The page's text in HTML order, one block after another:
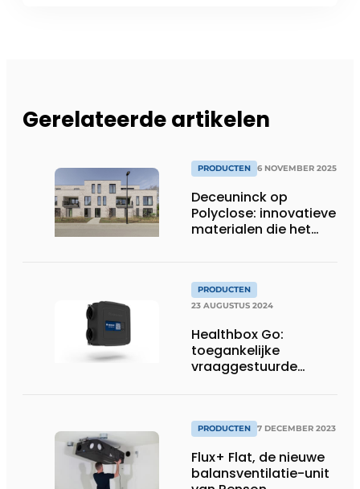
Gerelateerde artikelen
PRODUCTEN 6 NOVEMBER 2025
Deceuninck op
Polyclose: innovatieve
materialen die het
PRODUCTEN
23 AUGUSTUS 2024
Healthbox Go:
toegankelijke
vraaggestuurde
PRODUCTEN 7 DECEMBER 2023
Flux+ Flat, de nieuwe
balansventilatie-unit